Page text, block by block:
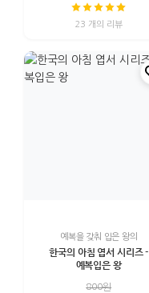
23 개의 리뷰
예복을 갖춰 입은 왕의
한국의 아침 엽서 시리즈 -
예복입은 왕
800원